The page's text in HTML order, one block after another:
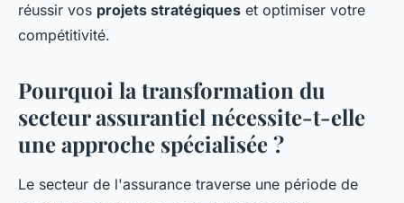
réussir vos projets stratégiques et optimiser votre
compétitivité.
Pourquoi la transformation du
secteur assurantiel nécessite-t-elle
une approche spécialisée ?
Le secteur de l'assurance traverse une période de